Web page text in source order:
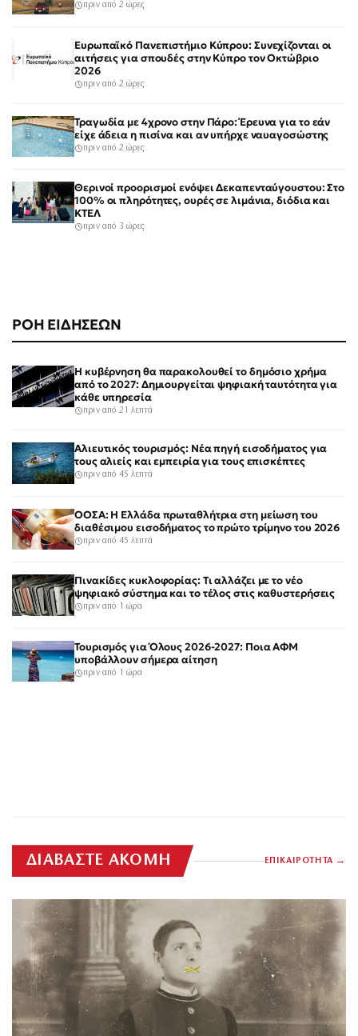
ΡΟΗ ΕΙΔΗΣΕΩΝ
Η κυβέρνηση θα παρακολουθεί το δημόσιο χρήμα
από το 2027: Δημιουργείται ψηφιακή ταυτότητα για
κάθε υπηρεσία
πριν από 21 λεπτά
Αλιευτικός τουρισμός: Νέα πηγή εισοδήματος για
τους αλιείς και εμπειρία για τους επισκέπτες
πριν από 45 λεπτά
ΟΟΣΑ: Η Ελλάδα πρωταθλήτρια στη μείωση του
διαθέσιμου εισοδήματος το πρώτο τρίμηνο του 2026
πριν από 45 λεπτά
Πινακίδες κυκλοφορίας: Τι αλλάζει με το νέο
ψηφιακό σύστημα και το τέλος στις καθυστερήσεις
πριν από 1 ώρα
Τουρισμός για Όλους 2026-2027: Ποια ΑΦΜ
υποβάλλουν σήμερα αίτηση
πριν από 1 ώρα
πριν από 2 ώρες
Ευρωπαϊκό Πανεπιστήμιο Κύπρου: Συνεχίζονται οι
αιτήσεις για σπουδές στην Κύπρο τον Οκτώβριο
2026
πριν από 2 ώρες
Τραγωδία με 4χρονο στην Πάρο: Έρευνα για το εάν
είχε άδεια η πισίνα και αν υπήρχε ναυαγοσώστης
πριν από 2 ώρες
Θερινοί προορισμοί ενόψει Δεκαπενταύγουστου: Στο
100% οι πληρότητες, ουρές σε λιμάνια, διόδια και
ΚΤΕΛ
πριν από 3 ώρες
ΔΙΑΒΑΣΤΕ ΑΚΟΜΗ ΕΠΙΚΑΙΡΟΤΗΤΑ